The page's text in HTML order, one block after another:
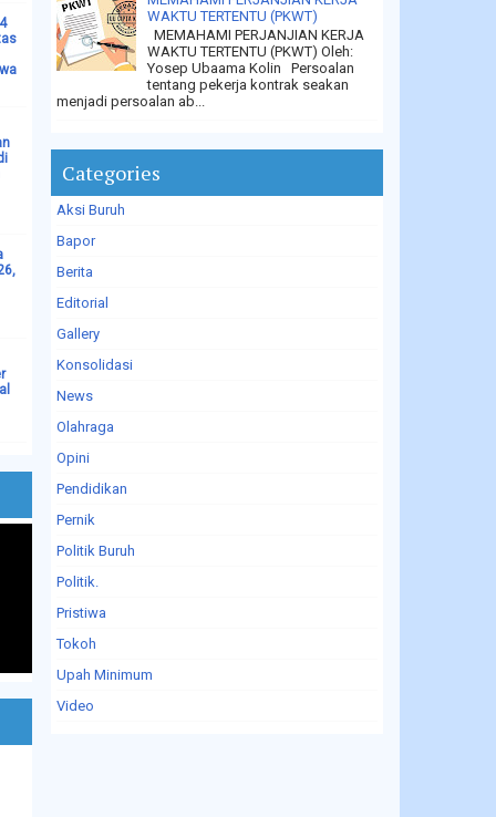
WAKTU TERTENTU (PKWT)
MEMAHAMI PERJANJIAN KERJA
WAKTU TERTENTU (PKWT) Oleh:
Yosep Ubaama Kolin Persoalan
tentang pekerja kontrak seakan
menjadi persoalan ab...
Categories
Aksi Buruh
Bapor
Berita
Editorial
Gallery
Konsolidasi
News
Olahraga
Opini
Pendidikan
Pernik
Politik Buruh
Politik.
Pristiwa
Tokoh
Upah Minimum
Video